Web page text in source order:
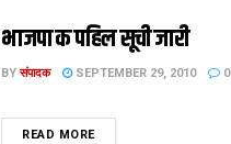
भाजपा क पहिल सूची जारी
BY संपादक SEPTEMBER 29, 2010 0
READ MOREDETAILS